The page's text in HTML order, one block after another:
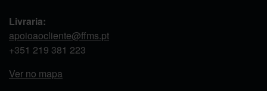
Livraria:
apoioaocliente@ffms.pt
+351 219 381 223
Ver no mapa